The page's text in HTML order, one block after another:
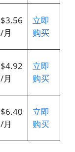
$3.56
/月
立即
购买
$4.92
/月
立即
购买
$6.40
/月
立即
购买